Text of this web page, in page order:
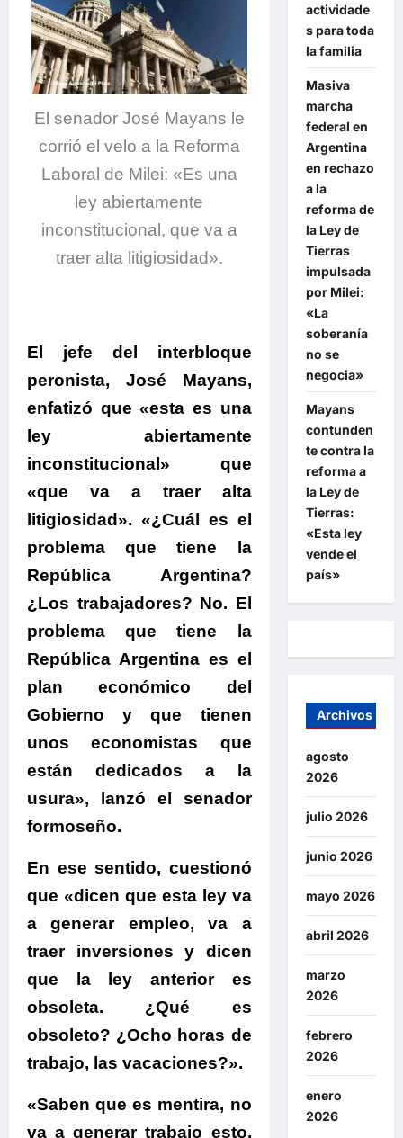
El senador José Mayans le
corrió el velo a la Reforma
Laboral de Milei: «Es una
ley abiertamente
inconstitucional, que va a
traer alta litigiosidad».
El jefe del interbloque
peronista, José Mayans,
enfatizó que «esta es una
ley abiertamente
inconstitucional» que
«que va a traer alta
litigiosidad». «¿Cuál es el
problema que tiene la
República Argentina?
¿Los trabajadores? No. El
problema que tiene la
República Argentina es el
plan económico del
Gobierno y que tienen
unos economistas que
están dedicados a la
usura», lanzó el senador
formoseño.
En ese sentido, cuestionó
que «dicen que esta ley va
a generar empleo, va a
traer inversiones y dicen
que la ley anterior es
obsoleta. ¿Qué es
obsoleto? ¿Ocho horas de
trabajo, las vacaciones?».
«Saben que es mentira, no
va a generar trabajo esto.
actividade
s para toda
la familia
Masiva
marcha
federal en
Argentina
en rechazo
a la
reforma de
la Ley de
Tierras
impulsada
por Milei:
«La
soberanía
no se
negocia»
Mayans
contunden
te contra la
reforma a
la Ley de
Tierras:
«Esta ley
vende el
país»
Archivos
agosto
2026
julio 2026
junio 2026
mayo 2026
abril 2026
marzo
2026
febrero
2026
enero
2026